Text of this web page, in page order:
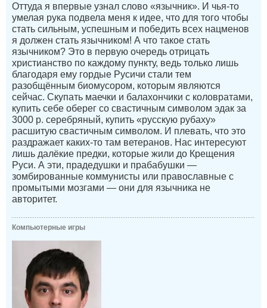
Оттуда я впервые узнал слово «язычник». И чья-то
умелая рука подвела меня к идее, что для того чтобы
стать сильным, успешным и победить всех нацменов
я должен стать язычником! А что такое стать
язычником? Это в первую очередь отрицать
христианство по каждому пункту, ведь только лишь
благодаря ему гордые Русичи стали тем
разобщённым биомусором, которым являются
сейчас. Скупать маечки и балахончики с коловратами,
купить себе оберег со свастичным символом эдак за
3000 р. серебряный, купить «русскую рубаху»
расшитую свастичным символом. И плевать, что это
раздражает каких-то там ветеранов. Нас интересуют
лишь далёкие предки, которые жили до Крещения
Руси. А эти, прадедушки и прабабушки —
зомбированные коммунисты или православные с
промытыми мозгами — они для язычника не
авторитет.
Компьютерные игры